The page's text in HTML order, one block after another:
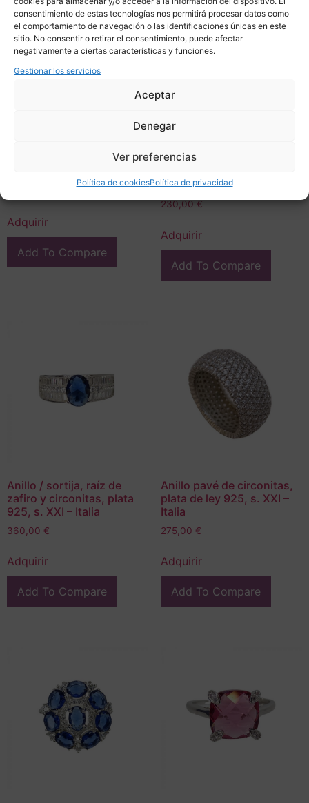
consentimiento de estas tecnologías nos permitirá procesar datos como
el comportamiento de navegación o las identificaciones únicas en este
sitio. No consentir o retirar el consentimiento, puede afectar
negativamente a ciertas características y funciones.
Gestionar los servicios
Aceptar
Denegar
Ver preferencias
Política de cookiesPolítica de privacidad
plata de ley 925, s. XXI –
Adquirir
Add To Compare
zafiro talla esmeralda,
circonitas, s. XXI – Italia
230,00 €
Adquirir
Add To Compare
Anillo / sortija, raíz de
zafiro y circonitas, plata
925, s. XXI – Italia
360,00 €
Adquirir
Add To Compare
Anillo pavé de circonitas,
plata de ley 925, s. XXI –
Italia
275,00 €
Adquirir
Add To Compare